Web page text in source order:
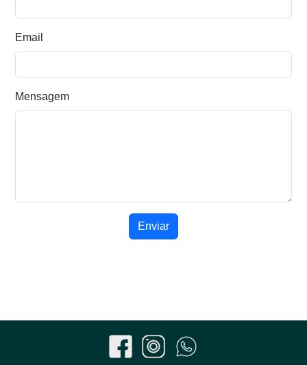
Email
Mensagem
Enviar